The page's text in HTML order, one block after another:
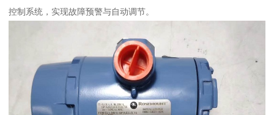
控制系统，实现故障预警与自动调节。